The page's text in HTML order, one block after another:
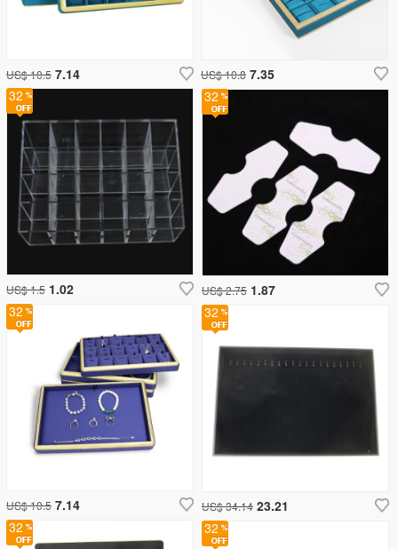
32
US$ 1.5 1.02
32
32
US$ 2.75 1.87
32
US$ 34.14 23.21
32
US$ 10.8 7.35
32
US$ 10.5 7.14
US$ 10.5 7.14